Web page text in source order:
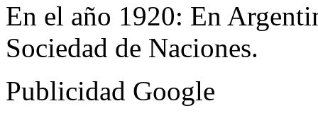
En el año 1920: En
Sociedad de Naciones.
Publicidad Google